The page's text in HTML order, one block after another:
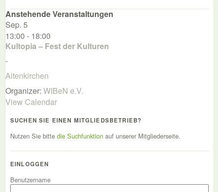
Anstehende Veranstaltungen
Sep. 5
13:00 - 18:00
Kultopia – Fest der Kulturen
-
Altenkirchen
Organizer: WIBeN e.V.
View Calendar
SUCHEN SIE EINEN MITGLIEDSBETRIEB?
Nutzen Sie bitte die Suchfunktion auf unserer Mitgliederseite.
EINLOGGEN
Benutzername